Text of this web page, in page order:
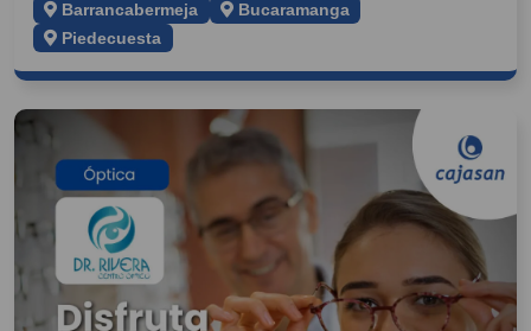
Barrancabermeja
Bucaramanga
Piedecuesta